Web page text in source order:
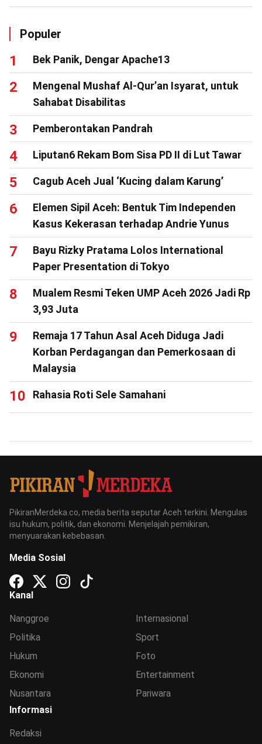
Populer
Bek Panik, Dengar Apache13
Mengenal Mushaf Al-Qur’an Isyarat, untuk
Sahabat Disabilitas
Pemberontakan Pandrah
Liputan6 Rekam Bom Sisa PD II di Lut Tawar
Cagub Aceh Jual ‘Kucing dalam Karung’
Elemen Sipil Aceh: Bentuk Tim Independen
Kasus Kekerasan terhadap Andrie Yunus
Bayu Rizky Pratama Lolos International
Paper Presentation di Tokyo
Mualem Resmi Teken UMP Aceh 2026 Jadi Rp
3,93 Juta
Remaja 17 Tahun Asal Aceh Diduga Jadi
Korban Perdagangan dan Pemerkosaan di
Malaysia
Rahasia Roti Sele Samahani
PikiranMerdeka.co, media berita seputar Aceh terkini. Mengulas
isu hukum, politik, dan ekonomi. Menjelajah pemikiran,
menyuarakan kebebasan.
Media Sosial
Kanal
Nanggroe
Politika
Hukum
Ekonomi
Nusantara
Internasional
Sport
Foto
Entertainment
Pariwara
Informasi
Redaksi